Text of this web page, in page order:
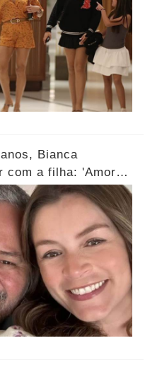
Bianca
com a filha: 'Amores